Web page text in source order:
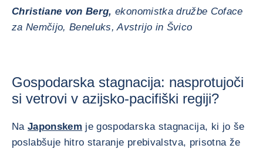
Christiane von Berg,ekonomistka družbe Coface
za Nemčijo, Beneluks, Avstrijo in Švico
Gospodarska stagnacija: nasprotujoči
si vetrovi v azijsko-pacifiški regiji?
NaJaponskem je gospodarska stagnacija, ki jo še
poslabšuje hitro staranje prebivalstva, prisotna že